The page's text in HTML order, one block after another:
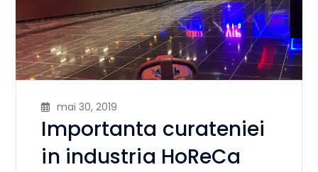
mai 30, 2019
Importanta curateniei
in industria HoReCa